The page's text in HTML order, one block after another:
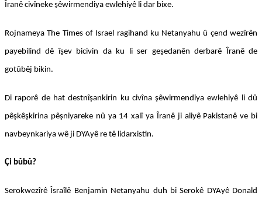
Îranê civîneke şêwirmendiya ewlehiyê li dar bixe.
Rojnameya The Times of Israel ragihand ku Netanyahu û çend wezîrên
payebilind dê îşev bicivin da ku li ser geşedanên derbarê Îranê de
gotûbêj bikin.
Di raporê de hat destnîşankirin ku civîna şêwirmendiya ewlehiyê li dû
pêşkêşkirina pêşniyareke nû ya 14 xalî ya Îranê ji aliyê Pakistanê ve bi
navbeynkariya wê ji DYAyê re tê lidarxistin.
Çi bûbû?
Serokwezîrê Îsraîlê Benjamin Netanyahu duh bi Serokê DYAyê Donald